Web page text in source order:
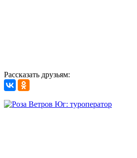
Рассказать друзьям: